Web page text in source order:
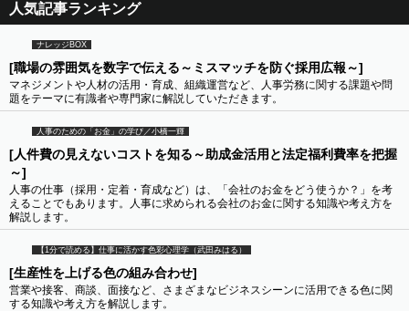
人気記事ランキング
ナレッジBOX
[職場の雰囲気を数字で伝える～ミスマッチを防ぐ採用広報～]
マネジメントや人材の活用・育成、組織運営など、人事労務に関する課題や問
題をテーマに有識者や専門家に解説していただきます。
人事のための「お金」の学び／小橋一輝
[人件費の見えないコストを知る～助成金活用と法定福利費率を把握
～]
人事の仕事（採用・定着・育成など）は、「会社のお金をどう使うか？」を考
えることでもあります。人事に求められる会社のお金に関する知識や考え方を
解説します。
【1分で読める】仕事に活かす色彩心理学（武田みはる）
[生産性を上げる色の組み合わせ]
営業や接客、商談、面接など、さまざまなビジネスシーンに活用できる色に関
する知識や考え方を解説します。